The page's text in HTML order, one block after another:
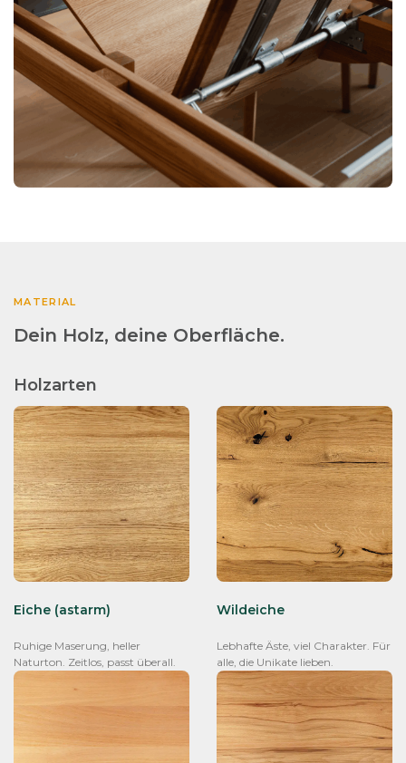
MATERIAL
Dein Holz, deine Oberfläche.
Holzarten
Eiche (astarm)
Ruhige Maserung, heller
Naturton. Zeitlos, passt überall.
Wildeiche
Lebhafte Äste, viel Charakter. Für
alle, die Unikate lieben.